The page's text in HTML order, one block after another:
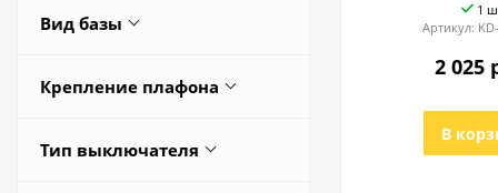
Весь список
120
Весь список
Все
Вид базы
Опорная площадка
Крепление плафона
Тип выключателя
1
Артикул:
2 025
В